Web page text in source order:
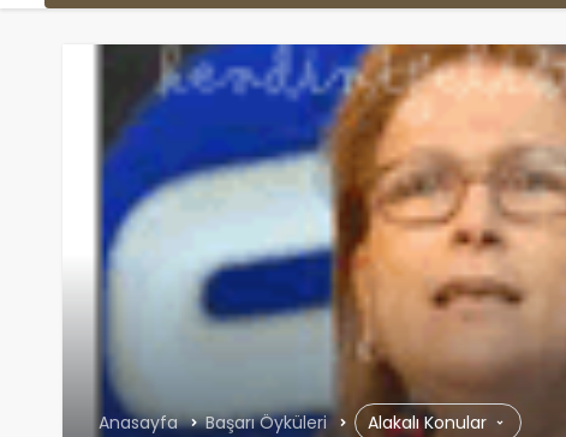
Anasayfa Başarı Öyküleri Alakalı Konular